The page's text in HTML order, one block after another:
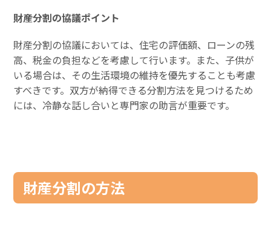
財産分割の協議ポイント
財産分割の協議においては、住宅の評価額、ローンの残
高、税金の負担などを考慮して行います。また、子供が
いる場合は、その生活環境の維持を優先することも考慮
すべきです。双方が納得できる分割方法を見つけるため
には、冷静な話し合いと専門家の助言が重要です。
財産分割の方法